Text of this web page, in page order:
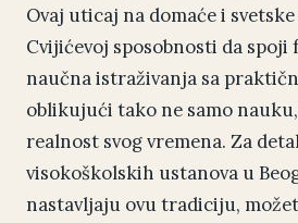
Ovaj uticaj na domaće i
Cvijićevoj sposobnosti da
naučna istraživanja sa
oblikujući tako ne samo
realnost svog vremena. Za
visokoškolskih ustanova u
nastavljaju ovu tradiciju,